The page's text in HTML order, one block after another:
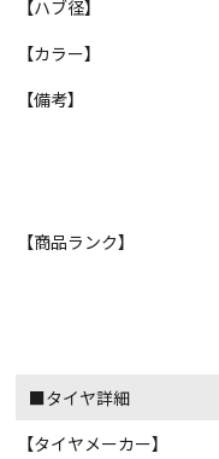
【ハブ径】
【カラー】
【備考】
【商品ランク】
■タイヤ詳細
【タイヤメーカー】